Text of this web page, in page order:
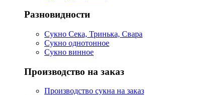
Разновидности
Сукно Сека, Тринька, Свара
Сукно однотонное
Сукно винное
Производство на заказ
Производство сукна на заказ